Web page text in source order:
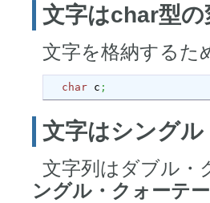
文字はchar型の
文字を格納するた
char c ;
文字はシング
文字列はダブル・
ングル・クォーテ